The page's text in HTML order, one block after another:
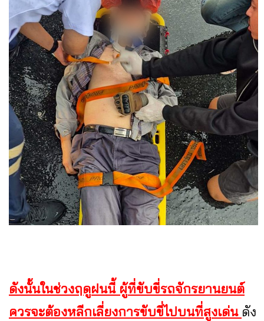
ดังนั้นในช่วงฤดูฝนนี้ ผู้ที่ขับขี่รถจักรยานยนต์
ควรจะต้องหลีกเลี่ยงการขับขี่ไปบนที่สูงเด่น ดัง